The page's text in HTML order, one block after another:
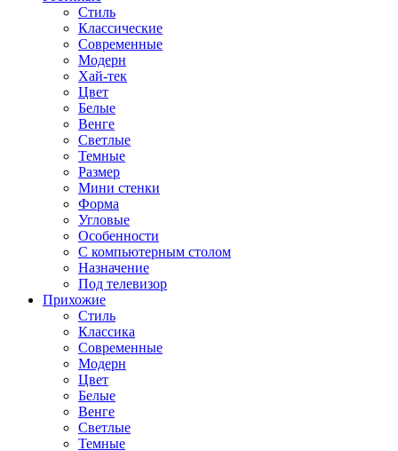
Стиль
Классические
Современные
Модерн
Хай-тек
Цвет
Белые
Венге
Светлые
Темные
Размер
Мини стенки
Форма
Угловые
Особенности
С компьютерным столом
Назначение
Под телевизор
Прихожие
Стиль
Классика
Современные
Модерн
Цвет
Белые
Венге
Светлые
Темные